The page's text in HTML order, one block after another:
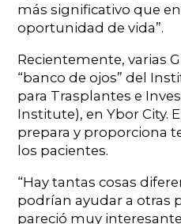
más significativo que
oportunidad de vida”.
Recientemente, varias
“banco de ojos” del
para Trasplantes e
Institute), en Ybor City.
prepara y proporciona
los pacientes.
“Hay tantas cosas
podrían ayudar a otras
pareció muy